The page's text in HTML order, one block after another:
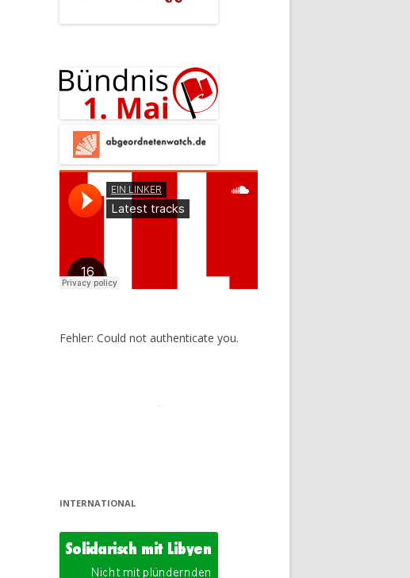
Fehler: Could not authenticate you.
INTERNATIONAL